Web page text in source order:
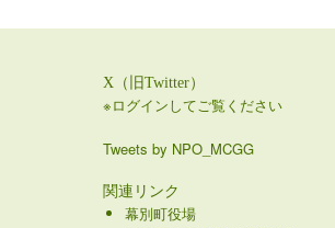
X（旧Twitter）
※ログインしてご覧ください
Tweets by NPO_MCGG
関連リンク
幕別町役場